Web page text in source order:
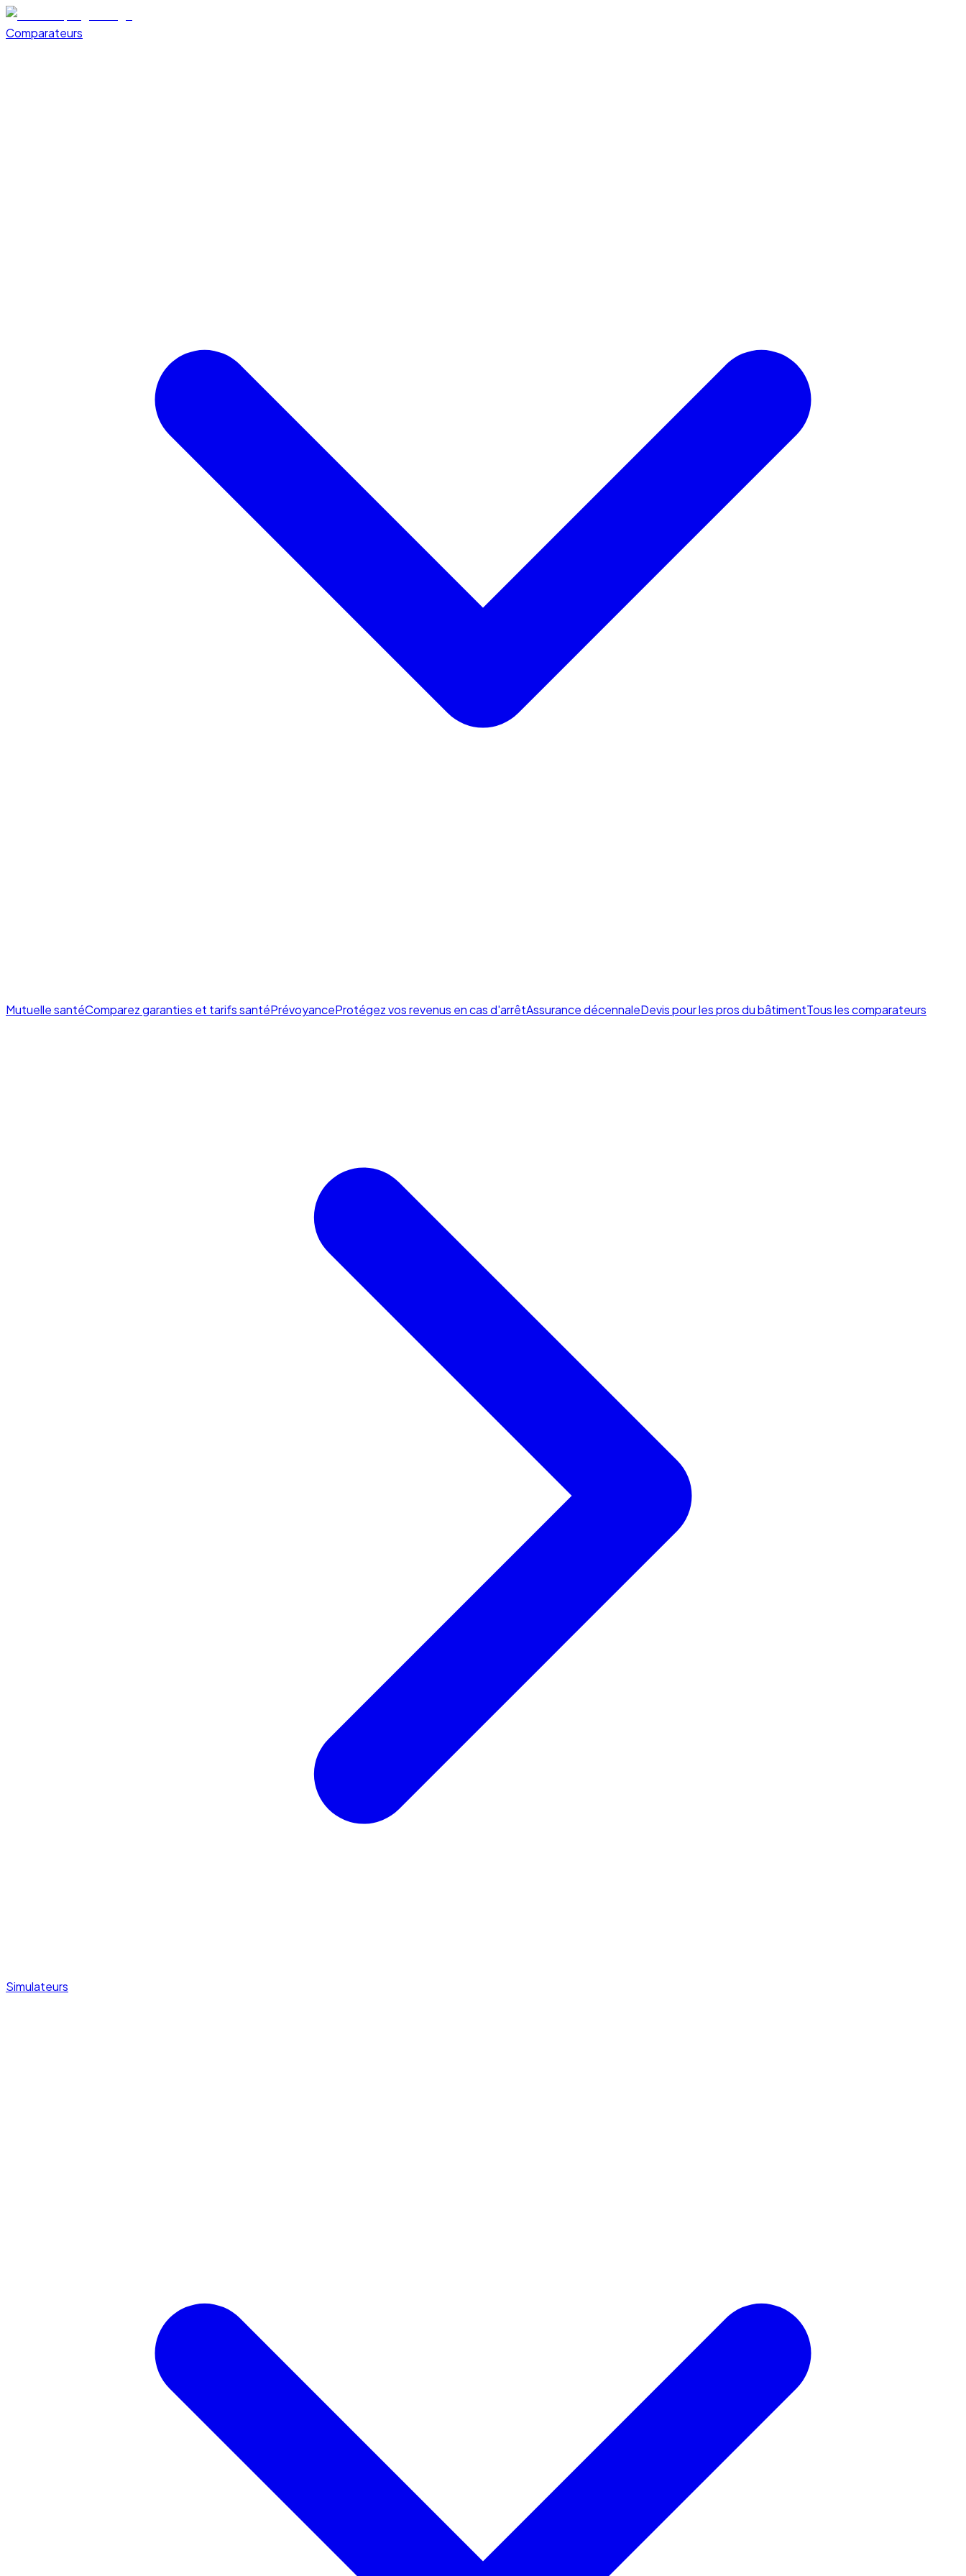
Comparateurs
Mutuelle santéComparez garanties et tarifs santéPrévoyanceProtégez vos revenus en cas d'arrêtAssurance décennaleDevis pour les pros du bâtimentTous les comparateurs
Simulateurs